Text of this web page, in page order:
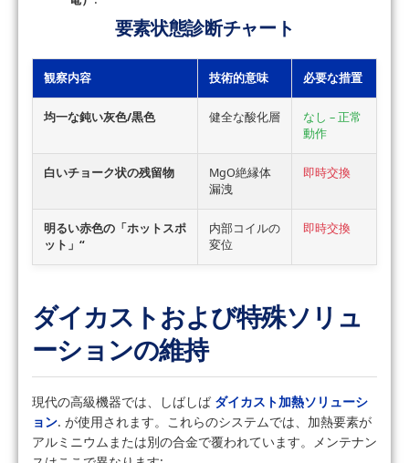
要素状態診断チャート
観察内容 技術的意味 必要な措置
均一な鈍い灰色/黒色 健全な酸化層
なし – 正常
動作
白いチョーク状の残留物
MgO絶縁体
漏洩
即時交換
明るい赤色の「ホットスポ
ット」“
内部コイルの
変位
即時交換
ダイカストおよび特殊ソリュ
ーションの維持
現代の高級機器では、しばしば ダイカスト加熱ソリューシ
ョン. が使用されます。これらのシステムでは、加熱要素が
アルミニウムまたは別の合金で覆われています。メンテナン